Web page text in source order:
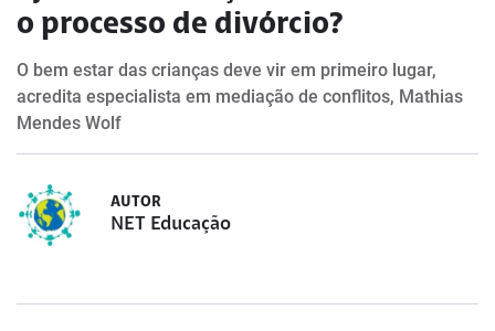
o processo de divórcio?
O bem estar das crianças deve vir em primeiro lugar,
acredita especialista em mediação de conflitos, Mathias
Mendes Wolf
AUTOR
NET Educação